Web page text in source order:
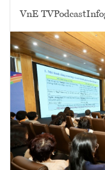
VnE TVPodcast